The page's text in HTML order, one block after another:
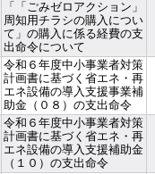
「「ごみゼロアクション」
周知用チラシの購入につい
て」の購入に係る経費の支
出命令について
令和６年度中小事業者対策
計画書に基づく省エネ・再
エネ設備の導入支援事業補
助金（０８）の支出命令
令和６年度中小事業者対策
計画書に基づく省エネ・再
エネ設備の導入支援補助金
（１０）の支出命令